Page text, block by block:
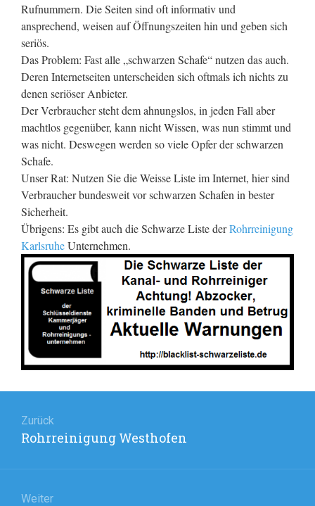
Rufnummern. Die Seiten sind oft informativ und
ansprechend, weisen auf Öffnungszeiten hin und geben sich
seriös.
Das Problem: Fast alle „schwarzen Schafe“ nutzen das auch.
Deren Internetseiten unterscheiden sich oftmals ich nichts zu
denen seriöser Anbieter.
Der Verbraucher steht dem ahnungslos, in jeden Fall aber
machtlos gegenüber, kann nicht Wissen, was nun stimmt und
was nicht. Deswegen werden so viele Opfer der schwarzen
Schafe.
Unser Rat: Nutzen Sie die Weisse Liste im Internet, hier sind
Verbraucher bundesweit vor schwarzen Schafen in bester
Sicherheit.
Übrigens: Es gibt auch die Schwarze Liste derRohrreinigung
KarlsruheUnternehmen.
Zurück
Vorheriger
Rohrreinigung Westhofen
Weiter